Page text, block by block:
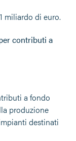
miliardo di euro.
contributi a
a fondo
produzione
destinati